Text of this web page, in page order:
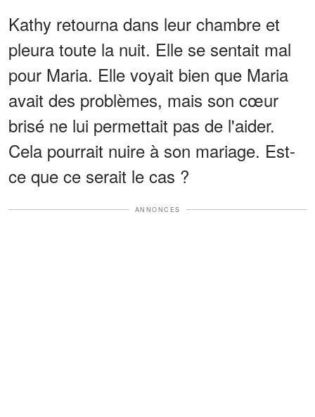
Kathy retourna dans leur chambre et
pleura toute la nuit. Elle se sentait mal
pour Maria. Elle voyait bien que Maria
avait des problèmes, mais son cœur
brisé ne lui permettait pas de l'aider.
Cela pourrait nuire à son mariage. Est-
ce que ce serait le cas ?
ANNONCES